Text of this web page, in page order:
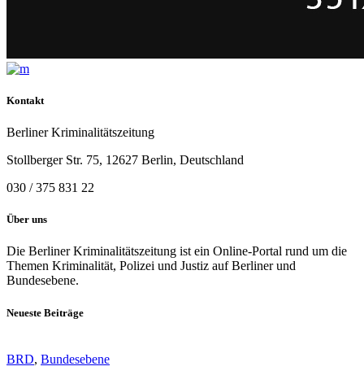
Kontakt
Berliner Kriminalitätszeitung
Stollberger Str. 75, 12627 Berlin, Deutschland
030 / 375 831 22
Über uns
Die Berliner Kriminalitätszeitung ist ein Online-Portal rund um die
Themen Kriminalität, Polizei und Justiz auf Berliner und
Bundesebene.
Neueste Beiträge
BRD, Bundesebene